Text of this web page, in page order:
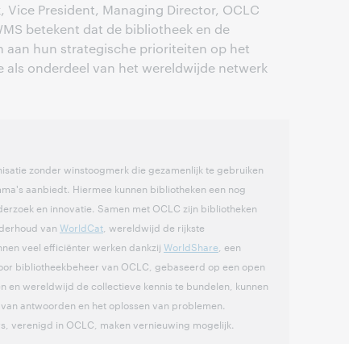
Vice President, Managing Director, OCLC
betekent dat de bibliotheek en de
hun strategische prioriteiten op het
onderdeel van het wereldwijde netwerk
zonder winstoogmerk die gezamenlijk te gebruiken
aanbiedt. Hiermee kunnen bibliotheken een nog
en innovatie. Samen met OCLC zijn bibliotheken
van WorldCat , wereldwijd de rijkste
veel efficiënter werken dankzij WorldShare , een
bibliotheekbeheer van OCLC, gebaseerd op een open
en wereldwijd de collectieve kennis te bundelen, kunnen
antwoorden en het oplossen van problemen.
verenigd in OCLC, maken vernieuwing mogelijk.